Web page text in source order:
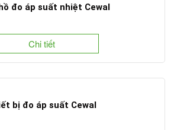
đo áp suất nhiệt Cewal
Chi tiết
bị đo áp suất Cewal